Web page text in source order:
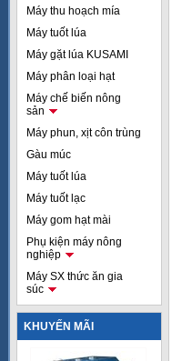
Máy thu hoạch mía
Máy tuốt lúa
Máy gặt lúa KUSAMI
Máy phân loại hạt
Máy chế biến nông
sản
Máy phun, xịt côn trùng
Gàu múc
Máy tuốt lúa
Máy tuốt lạc
Máy gom hạt mài
Phụ kiện máy nông
nghiệp
Máy SX thức ăn gia
súc
KHUYẾN MÃI